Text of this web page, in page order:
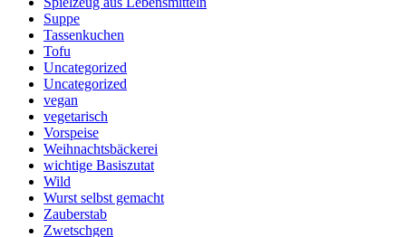
Suppe
Tassenkuchen
Tofu
Uncategorized
Uncategorized
vegan
vegetarisch
Vorspeise
Weihnachtsbäckerei
wichtige Basiszutat
Wild
Wurst selbst gemacht
Zauberstab
Zwetschgen